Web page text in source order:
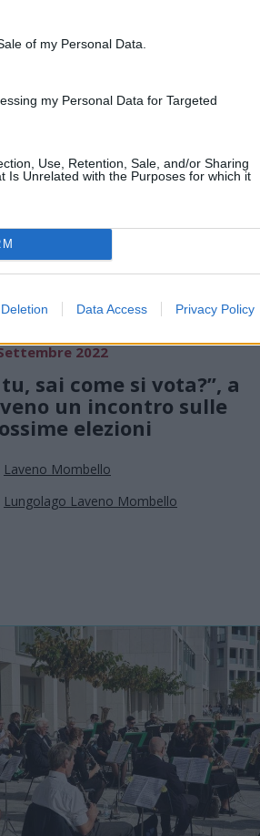
of my Personal Data.
my Personal Data for Targeted
Use, Retention, Sale, and/or Sharing
Is Unrelated with the Purposes for which it
Data Access Privacy Policy
2022
tu, sai come si vota?”, a
un incontro sulle
elezioni
Laveno Mombello
Lungolago Laveno Mombello